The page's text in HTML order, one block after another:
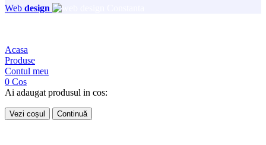
Web design
Acasa
Produse
Contul meu
0 Cos
Ai adaugat produsul in cos:
Vezi coșul Continuă